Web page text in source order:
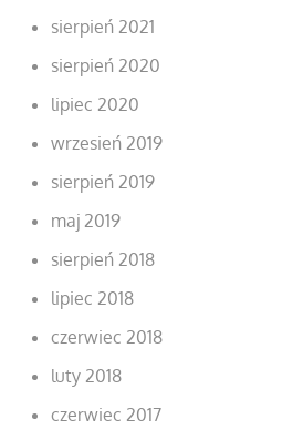
sierpień 2021
sierpień 2020
lipiec 2020
wrzesień 2019
sierpień 2019
maj 2019
sierpień 2018
lipiec 2018
czerwiec 2018
luty 2018
czerwiec 2017